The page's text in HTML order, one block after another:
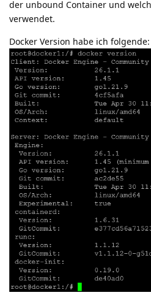
der unbound Container und
verwendet.
Docker Version habe ich folgende: